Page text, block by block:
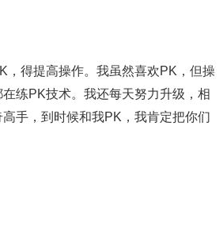
得提高操作。我虽然喜欢PK，但操
练PK技术。我还每天努力升级，相
手，到时候和我PK，我肯定把你们